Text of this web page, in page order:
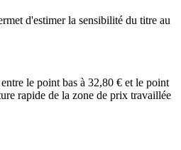
d'estimer la sensibilité du titre au
le point bas à 32,80 € et le point
rapide de la zone de prix travaillée